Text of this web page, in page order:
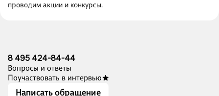
проводим акции и конкурсы.
8 495 424-84-44
Вопросы и ответы
Поучаствовать в интервью
Написать обращение